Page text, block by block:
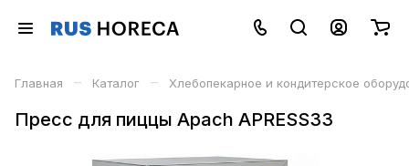
Главная – Каталог – Хлебопекарное и кондитерское
Пресс для пиццы Apach APRESS33